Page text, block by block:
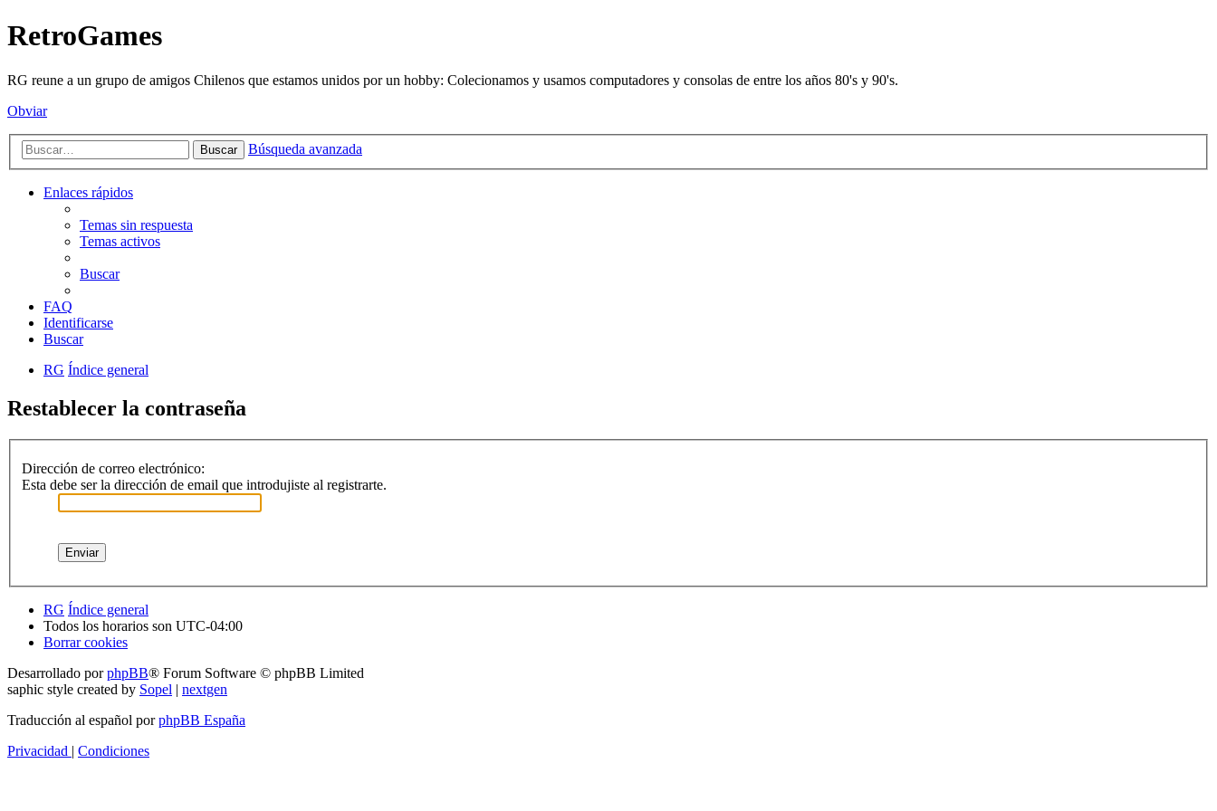
RetroGames
RG reune a un grupo de amigos Chilenos que estamos unidos por un hobby: Colecionamos y usamos computadores y consolas de entre los años 80's y 90's.
Obviar
Buscar Búsqueda avanzada
Enlaces rápidos
Temas sin respuesta
Temas activos
Buscar
FAQ
Identificarse
Buscar
RG Índice general
Restablecer la contraseña
Dirección de correo electrónico:
Esta debe ser la dirección de email que introdujiste al registrarte.
RG Índice general
Todos los horarios son UTC-04:00
Borrar cookies
Desarrollado porphpBB® Forum Software © phpBB Limited
saphic style created by Sopel | nextgen
Traducción al español porphpBB España
Privacidad | Condiciones